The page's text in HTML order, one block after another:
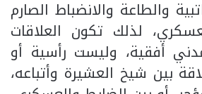
والطاعة والانضباط الصارم
لذلك تكون العلاقات
أفقية، وليست رأسية أو
بين شيخ العشيرة وأتباعه،